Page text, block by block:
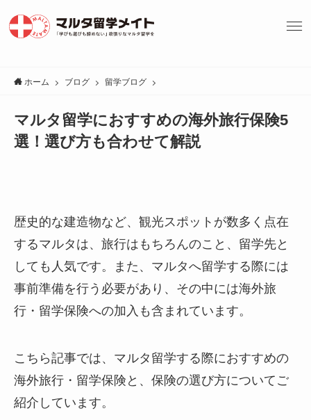
ホーム ブログ 留学ブログ
マルタ留学におすすめの海外旅行保険5
選！選び方も合わせて解説
歴史的な建造物など、観光スポットが数多く点在
するマルタは、旅行はもちろんのこと、留学先と
しても人気です。また、マルタへ留学する際には
事前準備を行う必要があり、その中には海外旅
行・留学保険への加入も含まれています。
こちら記事では、マルタ留学する際におすすめの
海外旅行・留学保険と、保険の選び方についてご
紹介しています。